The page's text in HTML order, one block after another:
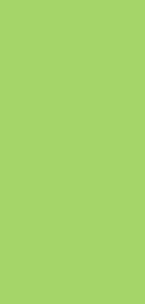
Domu
Siatkowej